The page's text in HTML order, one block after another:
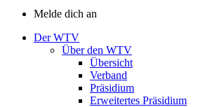
Melde dich an
Der WTV
Über den WTV
Übersicht
Verband
Präsidium
Erweitertes Präsidium